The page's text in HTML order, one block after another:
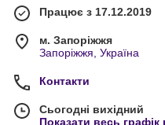
Працює з 17.12.2019
м. Запоріжжя
Запоріжжя, Україна
Контакти
Сьогодні вихідний
Показати весь графік